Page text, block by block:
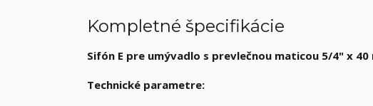
Kompletné špecifikácie
Sifón E pre umývadlo s prevlečnou maticou 5/4" x
Technické parametre: